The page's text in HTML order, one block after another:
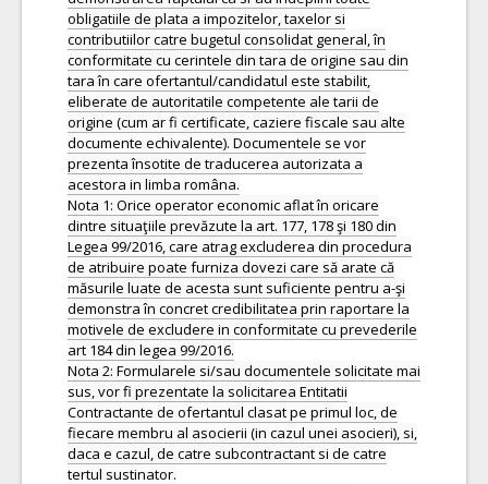
obligatiile de plata a impozitelor, taxelor si
contributiilor catre bugetul consolidat general, în
conformitate cu cerintele din tara de origine sau din
tara în care ofertantul/candidatul este stabilit,
eliberate de autoritatile competente ale tarii de
origine (cum ar fi certificate, caziere fiscale sau alte
documente echivalente). Documentele se vor
prezenta însotite de traducerea autorizata a
acestora in limba româna.
Nota 1: Orice operator economic aflat în oricare
dintre situaţiile prevăzute la art. 177, 178 şi 180 din
Legea 99/2016, care atrag excluderea din procedura
de atribuire poate furniza dovezi care să arate că
măsurile luate de acesta sunt suficiente pentru a-şi
demonstra în concret credibilitatea prin raportare la
motivele de excludere in conformitate cu prevederile
art 184 din legea 99/2016.
Nota 2: Formularele si/sau documentele solicitate mai
sus, vor fi prezentate la solicitarea Entitatii
Contractante de ofertantul clasat pe primul loc, de
fiecare membru al asocierii (in cazul unei asocieri), si,
daca e cazul, de catre subcontractant si de catre
tertul sustinator.